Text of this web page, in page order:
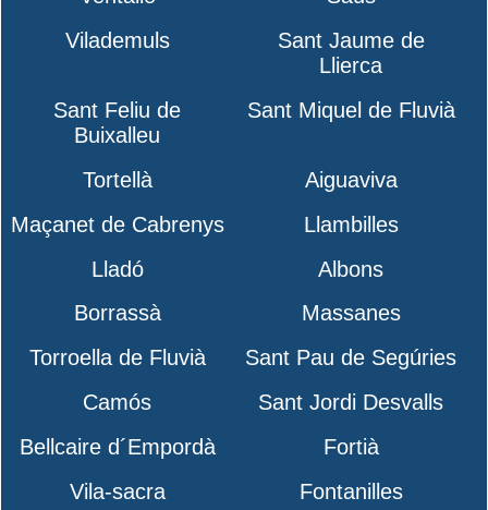
Vilademuls
Sant Jaume de
Llierca
Sant Feliu de
Buixalleu
Sant Miquel de Fluvià
Tortellà
Aiguaviva
Maçanet de Cabrenys
Llambilles
Lladó
Albons
Borrassà
Massanes
Torroella de Fluvià
Sant Pau de Segúries
Camós
Sant Jordi Desvalls
Bellcaire d´Empordà
Fortià
Vila-sacra
Fontanilles